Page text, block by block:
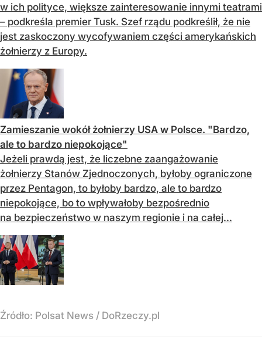
w ich polityce, większe zainteresowanie innymi teatrami
– podkreśla premier Tusk. Szef rządu podkreślił, że nie
jest zaskoczony wycofywaniem części amerykańskich
żołnierzy z Europy.
Zamieszanie wokół żołnierzy USA w Polsce. "Bardzo,
ale to bardzo niepokojące"
Jeżeli prawdą jest, że liczebne zaangażowanie
żołnierzy Stanów Zjednoczonych, byłoby ograniczone
przez Pentagon, to byłoby bardzo, ale to bardzo
niepokojące, bo to wpływałoby bezpośrednio
na bezpieczeństwo w naszym regionie i na całej...
Źródło: Polsat News / DoRzeczy.pl